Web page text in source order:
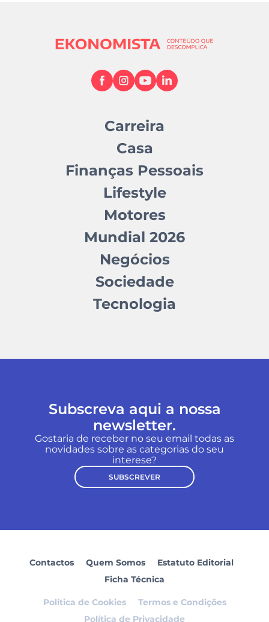
Carreira
Casa
Finanças Pessoais
Lifestyle
Motores
Mundial 2026
Negócios
Sociedade
Tecnologia
Subscreva aqui a nossa
newsletter.
Gostaria de receber no seu email todas as
novidades sobre as categorias do seu
interese?
SUBSCREVER
Contactos Quem Somos
Estatuto Editorial
Ficha Técnica
Política de Cookies
Termos e Condições
Política de Privacidade